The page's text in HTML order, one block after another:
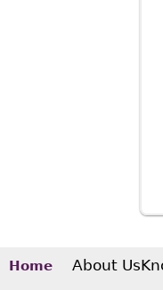
Home About Us